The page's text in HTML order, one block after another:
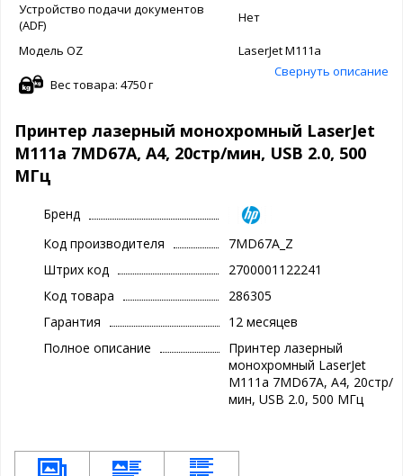
Устройство подачи документов
(ADF)
Нет
Модель OZ
LaserJet M111a
Свернуть описание
Вес товара: 4750 г
Принтер лазерный монохромный LaserJet
M111a 7MD67A, A4, 20стр/мин, USB 2.0, 500
MГц
Бренд
Код производителя
7MD67A_Z
Штрих код
2700001122241
Код товара
286305
Гарантия
12 месяцев
Полное описание
Принтер лазерный
монохромный LaserJet
M111a 7MD67A, A4, 20стр/
мин, USB 2.0, 500 MГц